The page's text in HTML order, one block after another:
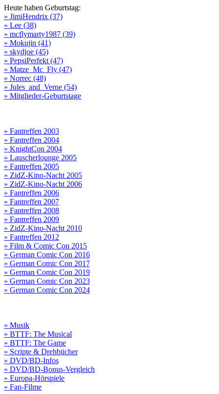
Heute haben Geburtstag:
» JimiHendrix (37)
» Lee (38)
» mcflymarty1987 (39)
» Mokujin (41)
» skydjoe (45)
» PepsiPerfekt (47)
» Matze_Mc_Fly (47)
» Norrec (48)
» Jules_and_Verne (54)
» Mitglieder-Geburtstage
» Fantreffen 2003
» Fantreffen 2004
» KnightCon 2004
» Lauscherlounge 2005
» Fantreffen 2005
» ZidZ-Kino-Nacht 2005
» ZidZ-Kino-Nacht 2006
» Fantreffen 2006
» Fantreffen 2007
» Fantreffen 2008
» Fantreffen 2009
» ZidZ-Kino-Nacht 2010
» Fantreffen 2012
» Film & Comic Con 2015
» German Comic Con 2016
» German Comic Con 2017
» German Comic Con 2019
» German Comic Con 2023
» German Comic Con 2024
» Musik
» BTTF: The Musical
» BTTF: The Game
» Scripte & Drehbücher
» DVD/BD-Infos
» DVD/BD-Bonus-Vergleich
» Europa-Hörspiele
» Fan-Filme